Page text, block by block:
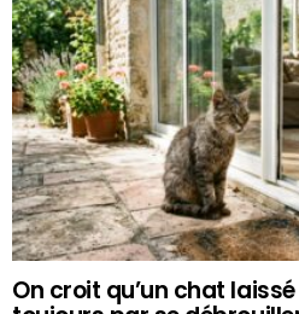
On croit qu’un chat